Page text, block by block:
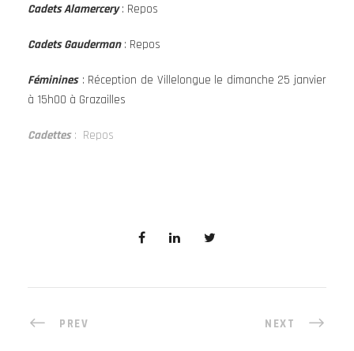
Cadets Alamercery: Repos
Cadets Gauderman: Repos
Féminines: Réception de Villelongue le dimanche 25 janvier
à 15h00 à Grazailles
Cadettes: Repos
PREV NEXT